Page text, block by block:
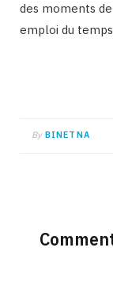
des moments
emploi du
By BINETNA